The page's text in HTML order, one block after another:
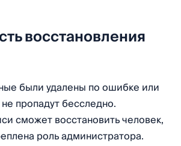
восстановления
были удалены по ошибке или
пропадут бесследно.
сможет восстановить человек,
роль администратора.